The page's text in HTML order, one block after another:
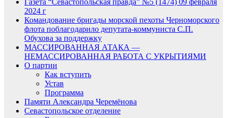
Газета “Севастопольская правда” №5 (1474) 09 февраля
2024 г
Командование бригады морской пехоты Черноморского
флота поблагодарило депутата-коммуниста С.П.
Обухова за поддержку
МАССИРОВАННАЯ АТАКА —
НЕМАССИРОВАННАЯ РАБОТА С УКРЫТИЯМИ
О партии
Как вступить
Устав
Программа
Памяти Александра Черемёнова
Севастопольское отделение